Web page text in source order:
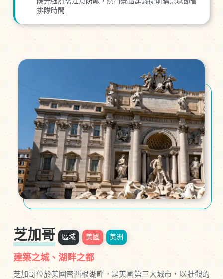
排隊時間
芝加哥 區域 美國 美洲
建築之城、湖畔之都
芝加哥位於美國密西根湖畔，是美國第三大城市，以壯觀的